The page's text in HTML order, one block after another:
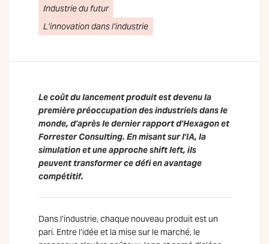
Industrie du futur
L’innovation dans l’industrie
Le coût du lancement produit est devenu la
première préoccupation des industriels dans le
monde, d’après le dernier rapport d’Hexagon et
Forrester Consulting. En misant sur l’IA, la
simulation et une approche shift left, ils
peuvent transformer ce défi en avantage
compétitif.
Dans l’industrie, chaque nouveau produit est un
pari. Entre l’idée et la mise sur le marché, le